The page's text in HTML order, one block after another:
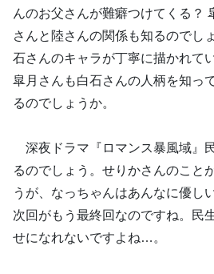
んのお父さんが難癖つけてくる？
さんと陸さんの関係も知るのでし
石さんのキャラが丁寧に描かれて
皐月さんも白石さんの人柄を知っ
るのでしょうか。
深夜ドラマ『ロマンス暴風域』
るのでしょう。せりかさんのこと
うが、なっちゃんはあんなに優し
次回がもう最終回なのですね。民
せになれないですよね…。